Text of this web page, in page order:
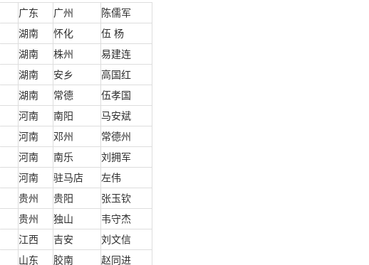
广东 广州
陈儒军
湖南 怀化
伍 杨
湖南 株州
易建连
湖南 安乡
高国红
湖南 常德
伍孝国
河南 南阳
马安斌
河南 邓州
常德州
河南 南乐
刘拥军
河南 驻马店
左伟
贵州 贵阳
张玉钦
贵州 独山
韦守杰
江西 吉安
刘文信
山东 胶南
赵同进